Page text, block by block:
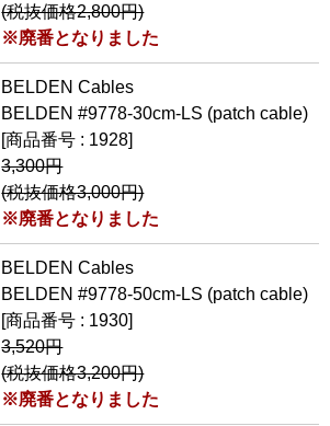
(税抜価格2,800円)
※廃番となりました
BELDEN Cables
BELDEN #9778-30cm-LS (patch cable)
[商品番号 : 1928]
3,300円
(税抜価格3,000円)
※廃番となりました
BELDEN Cables
BELDEN #9778-50cm-LS (patch cable)
[商品番号 : 1930]
3,520円
(税抜価格3,200円)
※廃番となりました